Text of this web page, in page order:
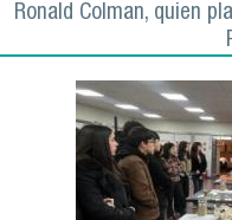
Ronald Colman, quien